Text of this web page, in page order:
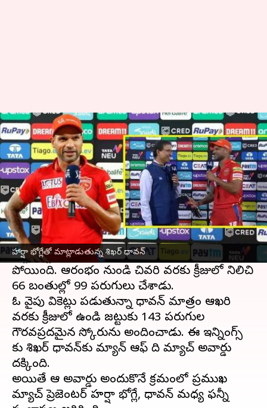
హార్షా భోగ్లేతో మాట్లాడుతున్న శిఖర్ ధావన్
హర్షా బోగ్లేకి నవ్వూతూనే
చురకలంటించిన శిఖర్ ధావన్
వ్రాసిన వారు Jayachandra Akuri Apr 10, 2023 05:21 pm
ఈ వార్తాకథనం ఏంటి
ఐపీఎల్‌లో భాగంగాసన్ రైజర్స్ హైదరాబాద్చేతిలో
పంజాబ్ కింగ్స్ ఓటమిపాలైన విషయం తెలిసిందే. ఆ
జట్టు కెప్టెన్ శిఖర్ ధావర్ పోరాడినా ఫలితం లేకుండా
పోయింది. ఆరంభం నుండి చివరి వరకు క్రీజులో నిలిచి
66 బంతుల్లో 99 పరుగులు చేశాడు.
ఓ వైపు వికెట్లు పడుతున్నా ధావన్ మాత్రం ఆఖరి
వరకు క్రీజులో ఉండి జట్టుకు 143 పరుగుల
గౌరవప్రదమైన స్కోరును అందించాడు. ఈ ఇన్నింగ్స్
కు శిఖర్ ధావన్‌కు మ్యాన్ ఆఫ్ ది మ్యాచ్ అవార్డు
దక్కింది.
అయితే ఆ అవార్డు అందుకొనే క్రమంలో ప్రముఖ
మ్యాచ్ ప్రెజెంటర్ హర్షా భోగ్లే, ధావన్ మధ్య ఫన్నీ